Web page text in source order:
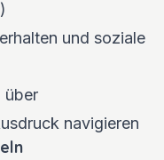
und soziale
über
navigieren